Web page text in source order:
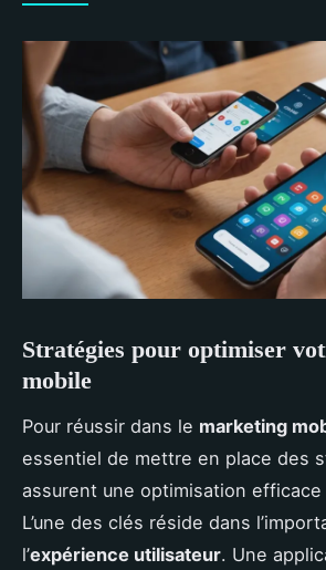
Stratégies pour optimiser
mobile
Pour réussir dans le marketing
essentiel de mettre en place des
assurent une optimisation efficace
L’une des clés réside dans
l’expérience utilisateur. Une